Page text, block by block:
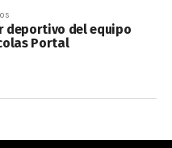
deportivo del equipo
Portal